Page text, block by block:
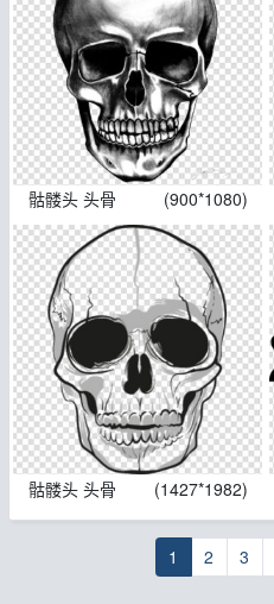
骷髅头 头骨 (900*1080)
骷髅头 头骨 (1427*1982)
1 2 3